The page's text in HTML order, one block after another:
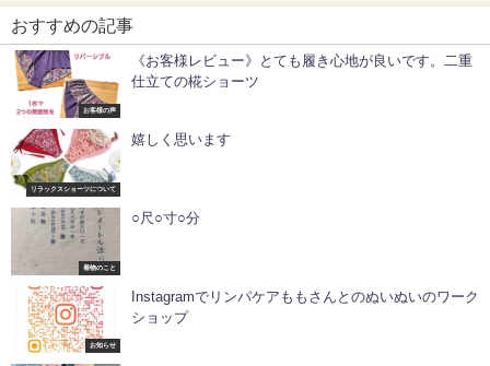
おすすめの記事
お客様の声
《お客様レビュー》とても履き心地が良いです。二重
仕立ての椛ショーツ
リラックスショーツについて
嬉しく思います
着物のこと
○尺○寸○分
お知らせ
Instagramでリンパケアももさんとのぬいぬいのワーク
ショップ